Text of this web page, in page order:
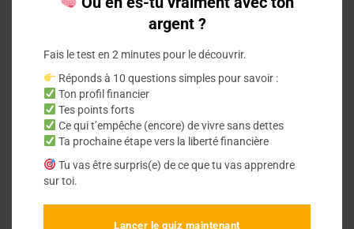
une vie plus heureuse et sans soucis d’argent.
La méthode mise en avant est basée sur
l’importance de l’énergie vitale. Elle encourage
à réfléchir à la valeur du temps et des
dépenses. Le livre guide le lecteur à changer
son rapport avec l’argent, à contrôler ses
dépenses et à viser une
argent ?
Fais le test en 2 minutes pour le découvrir.
Réponds à 10 questions simples pour savoir :
Ton profil financier
Tes points forts
Ce qui t’empêche (encore) de vivre sans dettes
Ta prochaine étape vers la liberté financière
Tu vas être surpris(e) de ce que tu vas apprendre
sur toi.
Lancer le quiz maintenant